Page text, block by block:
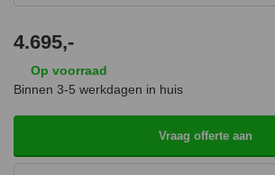
4.695,-
Op voorraad
Binnen 3-5 werkdagen in huis
Vraag offerte aan